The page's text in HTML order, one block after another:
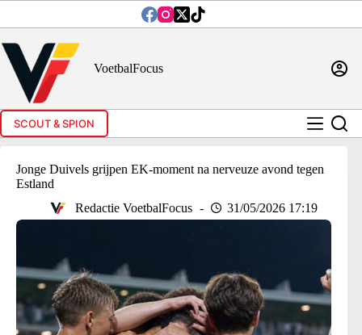
inhoud
VoetbalFocus
SCOUT & SPION
Jonge Duivels grijpen EK-moment na nerveuze avond tegen
Estland
Redactie VoetbalFocus
31/05/2026 17:19